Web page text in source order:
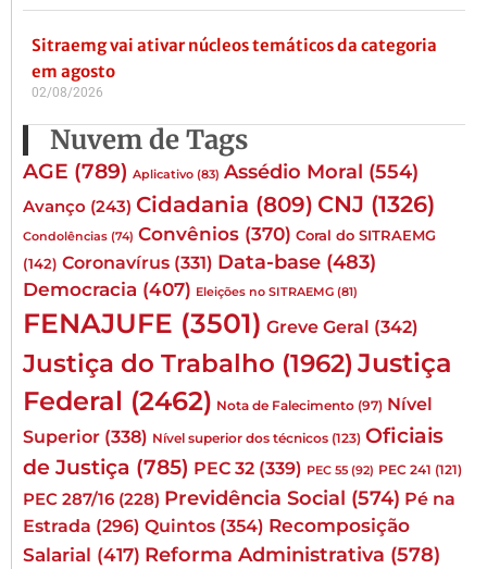
Sitraemg vai ativar núcleos temáticos da categoria
em agosto
02/08/2026
Nuvem de Tags
AGE (789) Aplicativo (83) Assédio Moral (554)
Avanço (243) Cidadania (809) CNJ (1326)
Condolências (74) Convênios (370) Coral do SITRAEMG
(142) Coronavírus (331) Data-base (483)
Democracia (407) Eleições no SITRAEMG (81)
FENAJUFE (3501) Greve Geral (342)
Justiça do Trabalho (1962) Justiça
Federal (2462) Nota de Falecimento (97) Nível
Superior (338) Nível superior dos técnicos (123) Oficiais
de Justiça (785) PEC 32 (339) PEC 55 (92) PEC 241 (121)
PEC 287/16 (228) Previdência Social (574) Pé na
Estrada (296) Quintos (354) Recomposição
Salarial (417) Reforma Administrativa (578)